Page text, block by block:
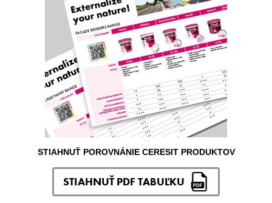
STIAHNUŤ POROVNÁNIE CERESIT PRODUKTOV
STIAHNUŤ PDF TABUĽKU